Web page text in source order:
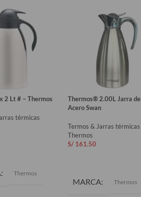
2 Lt # – Thermos
térmicas
Thermos
Thermos® 2.00L Jarra de
Acero Swan
Termos & Jarras térmicas
Thermos
S/161.50
MARCA Thermos